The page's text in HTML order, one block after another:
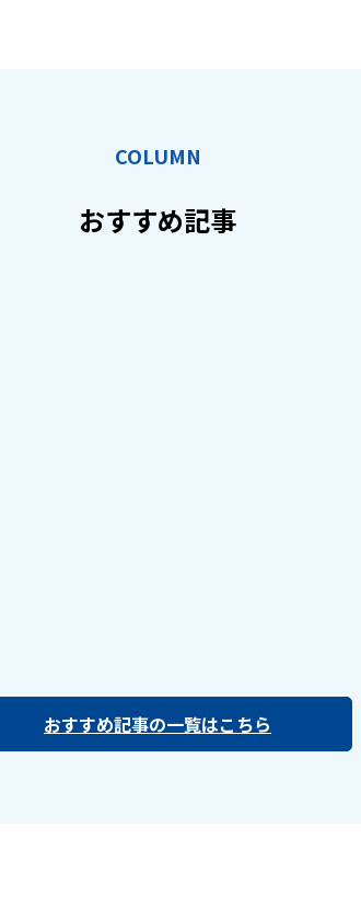
COLUMN
おすすめ記事
おすすめ記事の一覧はこちら